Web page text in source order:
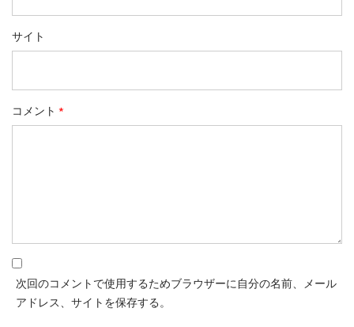
サイト
コメント *
次回のコメントで使用するためブラウザーに自分の名前、メール
アドレス、サイトを保存する。